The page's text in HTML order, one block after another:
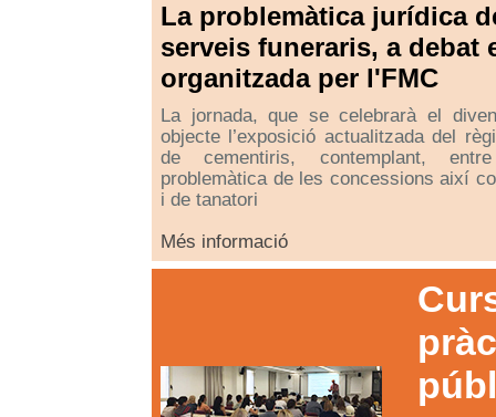
La problemàtica jurídica
serveis funeraris, a debat
organitzada per l'FMC
La jornada, que se celebrarà el
objecte l’exposició actualitzada del
de cementiris, contemplant,
problemàtica de les concessions així
i de tanatori
Més informació